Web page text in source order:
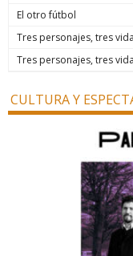
El otro fútbol
Tres personajes, tres
Tres personajes, tres
CULTURA Y